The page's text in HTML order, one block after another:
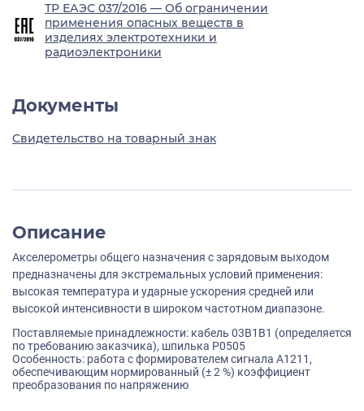
ТР ЕАЭС 037/2016 — Об ограничении
применения опасных веществ в
изделиях электротехники и
радиоэлектроники
Документы
Свидетельство на товарный знак
Описание
Акселерометры общего назначения с зарядовым выходом
предназначены для экстремальных условий применения:
высокая температура и ударные ускорения средней или
высокой интенсивности в широком частотном диапазоне.
Поставляемые принадлежности: кабель 03B1B1 (определяется
по требованию заказчика), шпилька P0505
Особенность: работа с формирователем сигнала А1211,
обеспечивающим нормированный (± 2 %) коэффициент
преобразования по напряжению